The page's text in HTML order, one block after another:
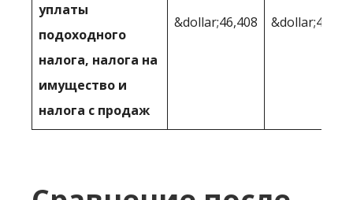
уплаты
подоходного
налога, налога на
имущество и
налога с продаж
&dollar;46,408 &dollar;46